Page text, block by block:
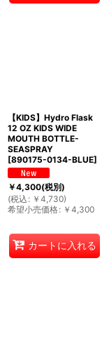
【KIDS】Hydro Flask
12 OZ KIDS WIDE
MOUTH BOTTLE-
SEASPRAY
[890175-0134-BLUE]
￥4,300(税別)
(税込 : ￥ 4,730)
希望小売価格: ￥ 4,300
カートに入れる